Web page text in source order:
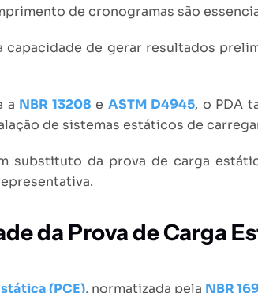
de cronogramas são
capacidade de gerar resultados
a NBR 13208 e ASTM D4945, o PDA
de sistemas estáticos de
substituto da prova de carga
da Prova de Carga
(PCE), normatizada pela NBR